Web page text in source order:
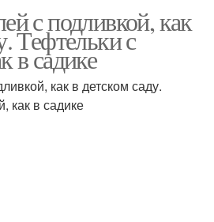
с подливкой, как
Тефтельки с
в садике
как в детском саду.
как в садике